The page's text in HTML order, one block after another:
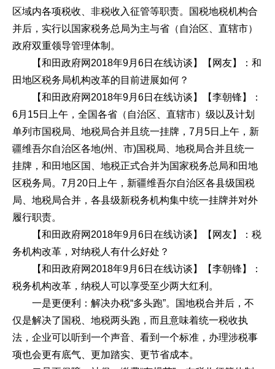
区域内各项税收、非税收入征管等职责。国税地税机构合
并后，实行以国家税务总局为主与省（自治区、直辖市）
政府双重领导管理体制。
【和田政府网2018年9月6日在线访谈】【网友】：和
田地区税务局机构改革的目前进展如何？
【和田政府网2018年9月6日在线访谈】【李朝锋】：
6月15日上午，全国各省（自治区、直辖市）级以及计划
单列市国税局、地税局合并且统一挂牌，7月5日上午，新
疆维吾尔自治区各地(州、市)国税局、地税局合并且统一
挂牌，和田地区国、地税正式合并为国家税务总局和田地
区税务局。7月20日上午，新疆维吾尔自治区各县级国税
局、地税局合并，各县级新税务机构集中统一挂牌并对外
履行职责。
【和田政府网2018年9月6日在线访谈】【网友】：税
务机构改革，对纳税人有什么好处？
【和田政府网2018年9月6日在线访谈】【李朝锋】：
税务机构改革，纳税人可以享受至少两大红利。
一是更便利：解决办税“多头跑”。国地税合并后，不
仅是解决了国税、地税两头跑，而且意味着统一税收执
法，企业可以听到一个声音、看到一个标准，办理涉税事
项也会更有底气、更加踏实、更节省成本。